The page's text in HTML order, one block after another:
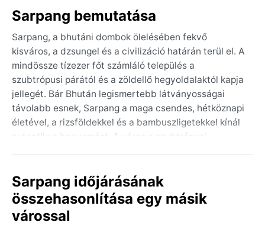
Sarpang bemutatása
Sarpang, a bhutáni dombok ölelésében fekvő
kisváros, a dzsungel és a civilizáció határán terül el. A
mindössze tízezer főt számláló település a
szubtrópusi párától és a zöldellő hegyoldalaktól kapja
jellegét. Bár Bhután legismertebb látványosságai
távolabb esnek, Sarpang a maga csendes, hétköznapi
életével, a rizsföldekkel és a bambuszligetekkel kínál
autentikus benyomást. A város a szubtrópusi
Az éghajlat a Cwa osztályba tartozik, vagyis nedves
szubtrópusi, száraz téllel. A nyarak forrók és
csapadékosak – a májustól szeptemberig tartó
Sarpang időjárásának
összehasonlítása egy másik
várossal